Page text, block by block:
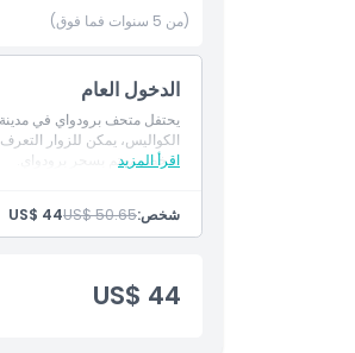
المتضمنات
سياسة الأطفال والبالغين
الاستثناءات
ساعات العمل
ما يجب معرفته
(من 5 سنوات فما فوق)
الدخول العام
يحتفل متحف برودواي في
الكواليس، يمكن للزوار
شخص مهتم بسحر برودواي.
اقرأ المزيد
شخص:US$ 50.65
US$ 44
US$ 44